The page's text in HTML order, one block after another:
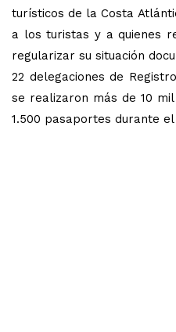
turísticos de la Costa
a los turistas y a quienes
regularizar su situación
22 delegaciones de
se realizaron más de 10
1.500 pasaportes durante el